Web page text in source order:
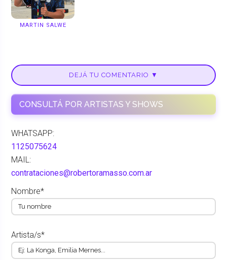
MARTIN SALWE
DEJÁ TU COMENTARIO ▼
CONSULTÁ POR ARTISTAS Y SHOWS
WHATSAPP:
1125075624
MAIL:
contrataciones@robertoramasso.com.ar
Nombre*
Artista/s*